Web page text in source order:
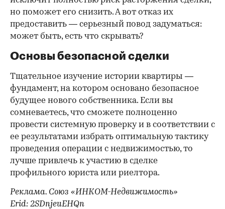
но поможет его снизить. А вот отказ их
предоставить — серьезный повод задуматься:
может быть, есть что скрывать?
Основы безопасной сделки
Тщательное изучение истории квартиры —
фундамент, на котором основано безопасное
будущее нового собственника. Если вы
сомневаетесь, что сможете полноценно
провести системную проверку и в соответствии с
ее результатами избрать оптимальную тактику
проведения операции с недвижимостью, то
лучше привлечь к участию в сделке
профильного юриста или риелтора.
Реклама. Союз «ИНКОМ-Недвижимость»
Erid: 2SDnjeuEHQn